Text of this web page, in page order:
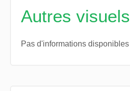
Autres visuels
Pas d'informations disponibles